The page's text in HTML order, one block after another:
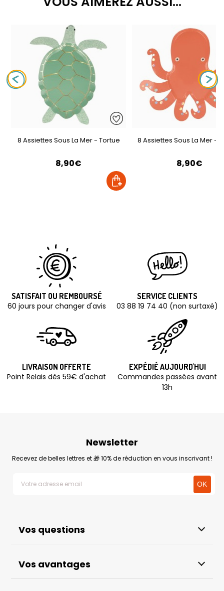
8 Assiettes Sous La Mer - Tortue
8,90€
8 Assiettes Sous La Mer -
8,90€
SATISFAIT OU REMBOURSÉ
60 jours pour changer d'avis
SERVICE CLIENTS
03 88 19 74 40 (non surtaxé)
LIVRAISON OFFERTE
Point Relais dès 59€ d'achat
EXPÉDIÉ AUJOURD'HUI
Commandes passées avant
13h
Vos questions
Vos avantages
Newsletter
Recevez de belles lettres et 🎁 10% de réduction en vous inscrivant !